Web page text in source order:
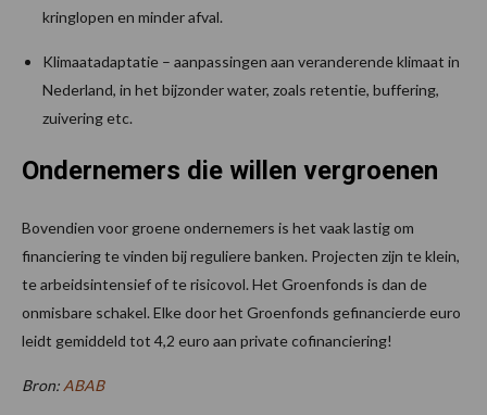
kringlopen en minder afval.
Klimaatadaptatie – aanpassingen aan veranderende klimaat in
Nederland, in het bijzonder water, zoals retentie, buffering,
zuivering etc.
Ondernemers die willen vergroenen
Bovendien voor groene ondernemers is het vaak lastig om
financiering te vinden bij reguliere banken. Projecten zijn te klein,
te arbeidsintensief of te risicovol. Het Groenfonds is dan de
onmisbare schakel. Elke door het Groenfonds gefinancierde euro
leidt gemiddeld tot 4,2 euro aan private cofinanciering!
Bron: ABAB